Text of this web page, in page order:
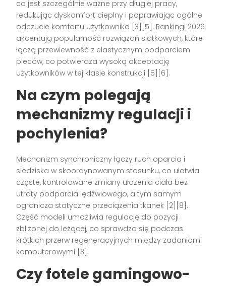
co jest szczególnie ważne przy długiej pracy,
redukując dyskomfort cieplny i poprawiając ogólne
odczucie komfortu użytkownika [3][5]. Rankingi 2026
akcentują popularność rozwiązań siatkowych, które
łączą przewiewność z elastycznym podparciem
pleców, co potwierdza wysoką akceptację
użytkowników w tej klasie konstrukcji [5][6].
Na czym polegają
mechanizmy regulacji i
pochylenia?
Mechanizm synchroniczny łączy ruch oparcia i
siedziska w skoordynowanym stosunku, co ułatwia
częste, kontrolowane zmiany ułożenia ciała bez
utraty podparcia lędźwiowego, a tym samym
ogranicza statyczne przeciążenia tkanek [2][8].
Część modeli umożliwia regulację do pozycji
zbliżonej do leżącej, co sprawdza się podczas
krótkich przerw regeneracyjnych między zadaniami
komputerowymi [3].
Czy fotele gamingowo-